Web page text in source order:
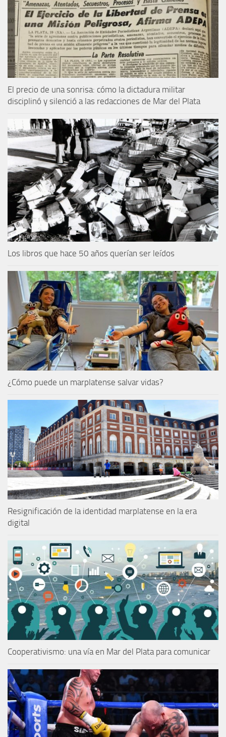
El precio de una sonrisa: cómo la dictadura militar
disciplinó y silenció a las redacciones de Mar del Plata
Los libros que hace 50 años querían ser leídos
¿Cómo puede un marplatense salvar vidas?
Resignificación de la identidad marplatense en la era
digital
Cooperativismo: una vía en Mar del Plata para comunicar